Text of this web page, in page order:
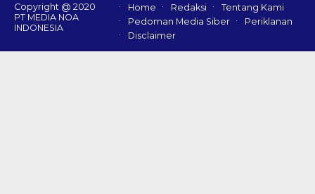
Copyright @ 2020
PT MEDIA NOA
INDONESIA
Home Redaksi
Tentang Kami
Pedoman Media Siber
Periklanan
Disclaimer